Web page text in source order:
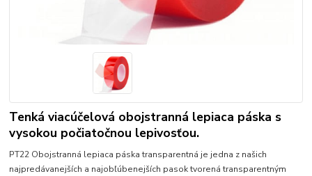
Tenká viacúčelová obojstranná lepiaca páska s
vysokou počiatočnou lepivosťou.
PT22 Obojstranná lepiaca páska transparentná je jedna z našich
najpredávanejších a najobľúbenejších pasok tvorená transparentným